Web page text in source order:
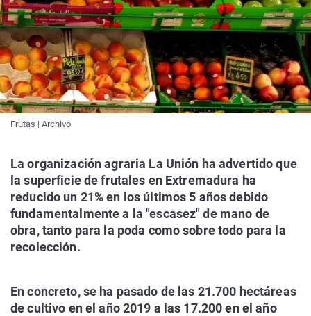
Frutas | Archivo
La organización agraria La Unión ha advertido que
la superficie de frutales en Extremadura ha
reducido un 21% en los últimos 5 años debido
fundamentalmente a la "escasez" de mano de
obra, tanto para la poda como sobre todo para la
recolección.
En concreto, se ha pasado de las 21.700 hectáreas
de cultivo en el año 2019 a las 17.200 en el año